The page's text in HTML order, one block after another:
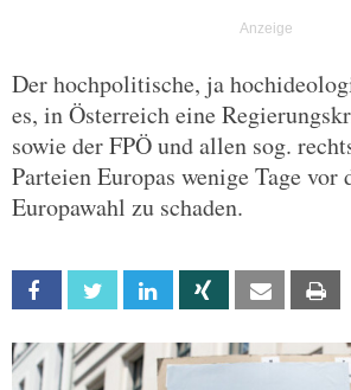
Der hochpolitische, ja
es, in Österreich eine
sowie der FPÖ und allen sog.
Parteien Europas wenige Tage vor
Europawahl zu schaden.
Facebook Twitter Linkedin Xing Email